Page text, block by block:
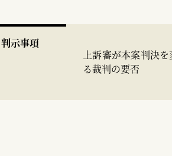
判示事項
上訴審が本案判決
る裁判の要否